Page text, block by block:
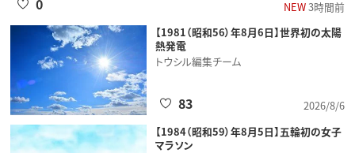
NEW3時間前
【1981（昭和56）年8月6日】世界初の太陽
熱発電
トウシル編集チーム
2026/8/6
83
【1984（昭和59）年8月5日】五輪初の女子
マラソン